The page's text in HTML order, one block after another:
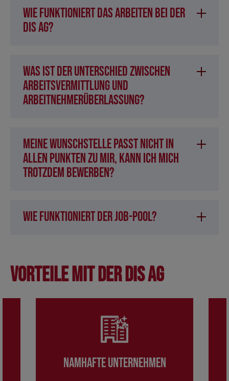
Wie funktioniert das Arbeiten bei der
DIS AG?
Was ist der Unterschied zwischen
Arbeitsvermittlung und
Arbeitnehmerüberlassung?
Meine Wunschstelle passt nicht in
allen Punkten zu mir, kann ich mich
trotzdem bewerben?
Wie funktioniert der Job-Pool?
Vorteile mit der DIS AG
Namhafte Unternehmen